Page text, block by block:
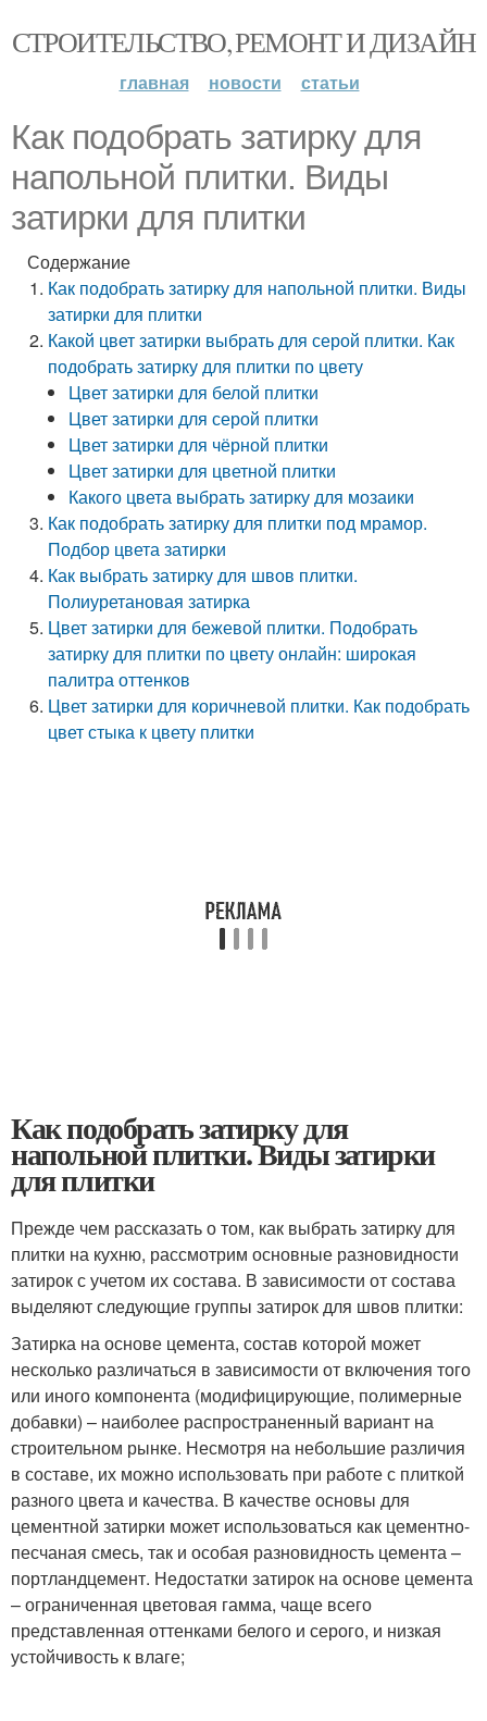
СТРОИТЕЛЬСТВО, РЕМОНТ И ДИЗАЙН
главная новости статьи
Как подобрать затирку для
напольной плитки. Виды
затирки для плитки
Содержание
Как подобрать затирку для напольной плитки. Виды
затирки для плитки
Какой цвет затирки выбрать для серой плитки. Как
подобрать затирку для плитки по цвету
Цвет затирки для белой плитки
Цвет затирки для серой плитки
Цвет затирки для чёрной плитки
Цвет затирки для цветной плитки
Какого цвета выбрать затирку для мозаики
Как подобрать затирку для плитки под мрамор.
Подбор цвета затирки
Как выбрать затирку для швов плитки.
Полиуретановая затирка
Цвет затирки для бежевой плитки. Подобрать
затирку для плитки по цвету онлайн: широкая
палитра оттенков
Цвет затирки для коричневой плитки. Как подобрать
цвет стыка к цвету плитки
Как подобрать затирку для
напольной плитки. Виды затирки
для плитки
Прежде чем рассказать о том, как выбрать затирку для
плитки на кухню, рассмотрим основные разновидности
затирок с учетом их состава. В зависимости от состава
выделяют следующие группы затирок для швов плитки:
Затирка на основе цемента, состав которой может
несколько различаться в зависимости от включения того
или иного компонента (модифицирующие, полимерные
добавки) – наиболее распространенный вариант на
строительном рынке. Несмотря на небольшие различия
в составе, их можно использовать при работе с плиткой
разного цвета и качества. В качестве основы для
цементной затирки может использоваться как цементно-
песчаная смесь, так и особая разновидность цемента –
портландцемент. Недостатки затирок на основе цемента
– ограниченная цветовая гамма, чаще всего
представленная оттенками белого и серого, и низкая
устойчивость к влаге;